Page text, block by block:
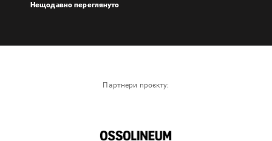
Нещодавно переглянуто
Партнери проєкту: